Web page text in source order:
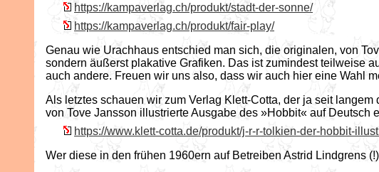
https://kampaverlag.ch/produkt/stadt-der-sonne/
https://kampaverlag.ch/produkt/fair-play/
Genau wie Urachhaus entschied man sich, die originalen, von
sondern äußerst plakative Grafiken. Das ist zumindest teilweise
auch andere. Freuen wir uns also, dass wir auch hier eine Wahl
Als letztes schauen wir zum Verlag Klett-Cotta, der ja seit
von Tove Jansson illustrierte Ausgabe des »Hobbit« auf Deutsch
https://www.klett-cotta.de/produkt/j-r-r-tolkien-der-hobbit-
Wer diese in den frühen 1960ern auf Betreiben Astrid Lindgrens